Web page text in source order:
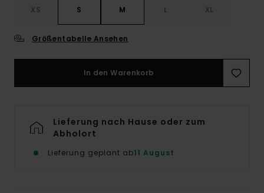
XS S M L XL
Größentabelle Ansehen
In den Warenkorb
Lieferung nach Hause oder zum
Abholort
Lieferung geplant ab11 August